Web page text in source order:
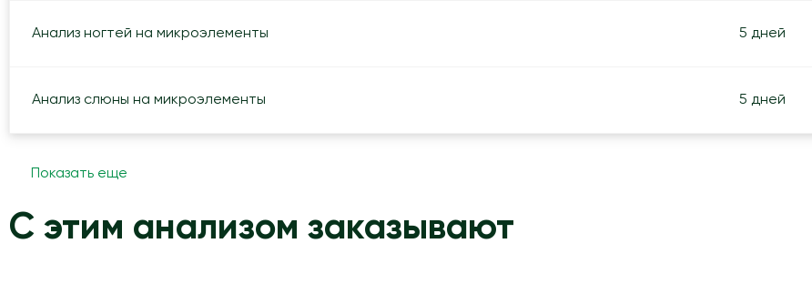
Анализ ногтей на микроэлементы 5 дней
Анализ слюны на микроэлементы 5 дней
Показать еще
С этим анализом заказывают